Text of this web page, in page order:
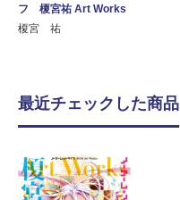
フ 榎宮祐 Art Works
榎宮 祐
最近チェックした商品